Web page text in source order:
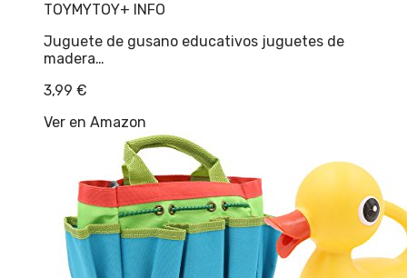
TOYMYTOY+ INFO
Juguete de gusano educativos juguetes de
madera…
3,99 €
Ver en Amazon